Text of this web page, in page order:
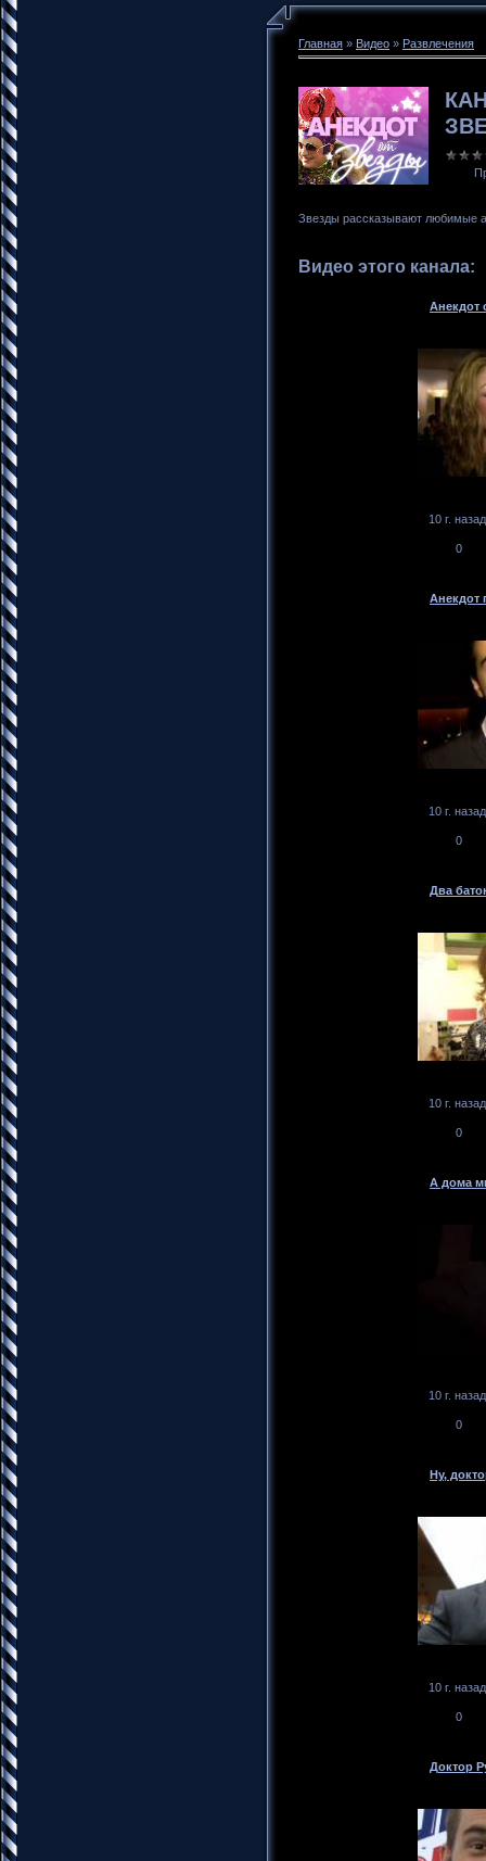
Главная » Видео » Развлечения
Звезды рассказывают любимые
Видео этого канала:
Анекдот
10 г. назад
0
Анекдот
10 г. назад
0
Два
10 г. назад
0
А дома
10 г. назад
0
Ну,
10 г. назад
0
Доктор